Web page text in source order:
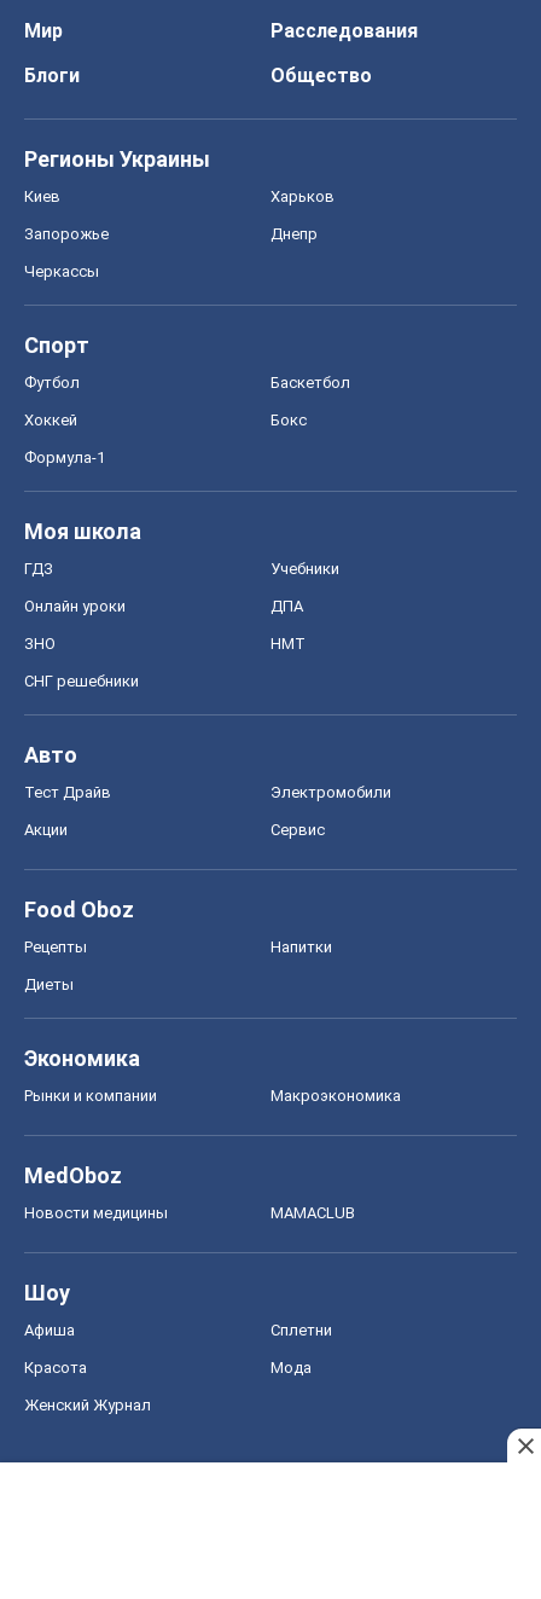
Мир
Расследования
Блоги
Общество
Регионы Украины
Киев Харьков
Запорожье Днепр
Черкассы
Спорт
Футбол Баскетбол
Хоккей Бокс
Формула-1
Моя школа
ГДЗ Учебники
Онлайн уроки ДПА
ЗНО НМТ
СНГ решебники
Авто
Тест Драйв Электромобили
Акции Сервис
Food Oboz
Рецепты Напитки
Диеты
Экономика
Рынки и компании Mакроэкономика
MedOboz
Новости медицины MAMACLUB
Шоу
Афиша Сплетни
Красота Мода
Женский Журнал